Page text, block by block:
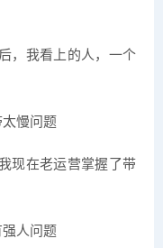
，我看上的人，一个
慢问题
现在老运营掌握了带
人问题